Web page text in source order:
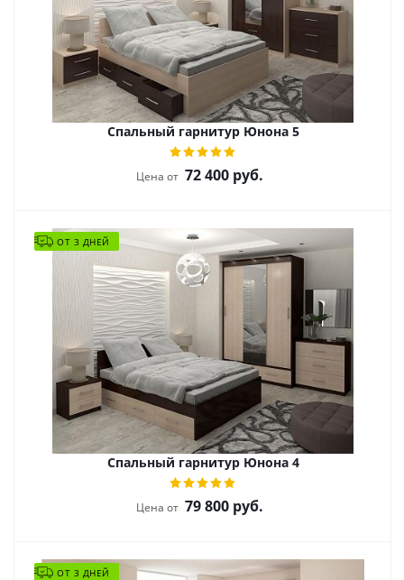
Спальный гарнитур Юнона 5
Цена от 72 400 руб.
ОТ 3 ДНЕЙ
Спальный гарнитур Юнона 4
Цена от 79 800 руб.
ОТ 3 ДНЕЙ